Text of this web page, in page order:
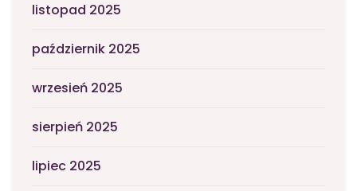
listopad 2025
październik 2025
wrzesień 2025
sierpień 2025
lipiec 2025